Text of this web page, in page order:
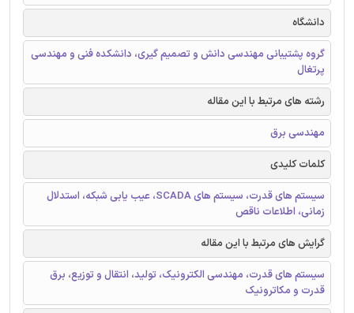
دانشگاه
گروه پشتیبانی مهندسی دانش و تصمیم گیری، دانشکده فنی و مهندسی
پرتغال
رشته های مرتبط با این مقاله
مهندسی برق
کلمات کلیدی
سیستم های قدرت، سیستم های SCADA، عیب یابی شبکه، استدلال
زمانی، اطلاعات ناقص
گرایش های مرتبط با این مقاله
سیستم های قدرت، مهندسی الکترونیک، تولید، انتقال و توزیع، برق
قدرت و مکاترونیک